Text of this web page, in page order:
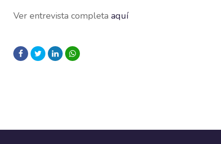
Ver entrevista completa aquí